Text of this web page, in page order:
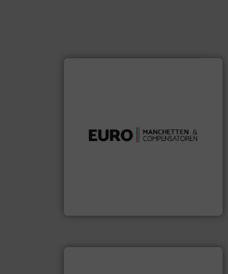
dan dertig jaar actief op het
gebied van flexibele